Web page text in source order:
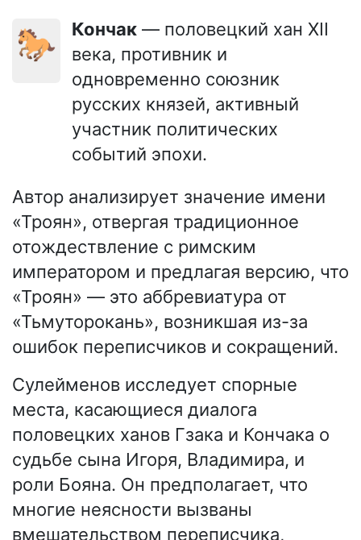
🐎 Кончак — половецкий хан XII
века, противник и
одновременно союзник
русских князей, активный
участник политических
событий эпохи.
Автор анализирует значение имени
«Троян», отвергая традиционное
отождествление с римским
императором и предлагая версию, что
«Троян» — это аббревиатура от
«Тьмуторокань», возникшая из-за
ошибок переписчиков и сокращений.
Сулейменов исследует спорные
места, касающиеся диалога
половецких ханов Гзака и Кончака о
судьбе сына Игоря, Владимира, и
роли Бояна. Он предполагает, что
многие неясности вызваны
вмешательством переписчика,